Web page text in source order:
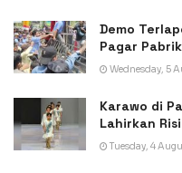
Demo
Pagar
Wednesday, 5
Karawo di
Lahirkan
Tuesday, 4